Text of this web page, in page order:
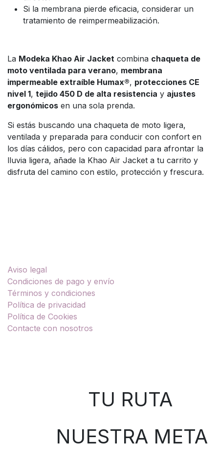
Si la membrana pierde eficacia, considerar un
tratamiento de reimpermeabilización.
La Modeka Khao Air Jacket combina chaqueta de
moto ventilada para verano, membrana
impermeable extraíble Humax®, protecciones CE
nivel 1, tejido 450 D de alta resistencia y ajustes
ergonómicos en una sola prenda.
Si estás buscando una chaqueta de moto ligera,
ventilada y preparada para conducir con confort en
los días cálidos, pero con capacidad para afrontar la
lluvia ligera, añade la Khao Air Jacket a tu carrito y
disfruta del camino con estilo, protección y frescura.
Aviso legal
Condiciones de pago y envío
Términos y condiciones
Política de privacidad
Política de Cookies
Contacte con nosotros
TU RUTA
NUESTRA META